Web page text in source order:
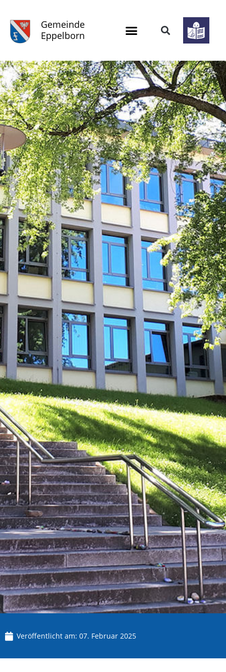
Gemeinde
Eppelborn
Veröffentlicht am: 07. Februar 2025